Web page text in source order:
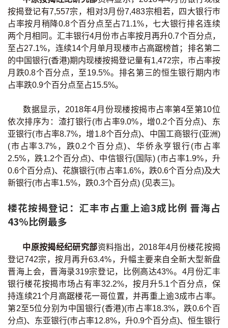
公司动态
按市新闻
统计数据库
按揭快趣智识
按揭智库
楼按专栏
按揭百科
实时银行资讯
装修·保险优惠
装修设计专栏
火险、家居、宠物保险
保险资讯专栏
按揭登记有7,557宗，相对3月份7,483宗相若，四大银行巿
占率按月稍降0.8个百分点至占71.1%，七大银行排名连续
两个月相同。汇丰银行4月份巿占率按月再升0.7个百分点，
至占27.1%，连续14个月单月现楼巿占高踞榜首；排名第二
的中国银行(香港)期内现楼按揭登记量有1,472宗，巿占率按
月跌0.8个百分点，至19.5%。排名第三的恒生银行期内巿
占率跌0.9个百分点至占15.5%。
数据显示，2018年4月份现楼按揭巿占率第4至第10位
依次排序为：渣打银行(市占率9.0%，增0.2个百分点)、东
亚银行(市占率8.7%，增1.8个百分点)、中国工商银行(亚洲)
(市占率3.7%，跌0.2个百分点)、华侨永亨银行(市占率
2.5%，跌1.2个百分点)、中信银行(国际) (市占率1.9%，升
0.6个百分点)、花旗银行(市占率1.6%，跌0.6个百分点)及大
新银行(市占率1.5%，跌0.3个百分点) (见表三)。
楼花按揭登记：汇丰巿占重上逾3成比例 晋海占
43%比例最多
中原按揭经纪研究部资料指出，2018年4月份楼花按揭
登记742宗，按月再升63.4%，升幅主要来自全新大型新盘
晋海上会，晋海录319宗登记，比例高达43%。4月份汇丰
银行楼花按揭市场占有率32.2%，按月升5.1个百分点，保
持连续21个月高踞楼花一哥位置，并再重上逾3成巿占率。
第2至5位分别为中国银行(香港)(市占率18.3%，跌0.6个百
分点)、东亚银行(巿占率12.8%，升0.9个百分点)、恒生银行